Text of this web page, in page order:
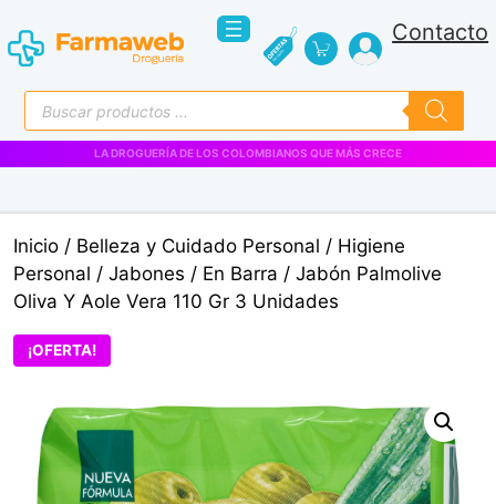
al
contenido
Contacto
Búsqueda
de
productos
VENTAS EMPRESARIALES
Inicio / Belleza y Cuidado Personal / Higiene
Personal / Jabones / En Barra / Jabón Palmolive
Oliva Y Aole Vera 110 Gr 3 Unidades
¡OFERTA!